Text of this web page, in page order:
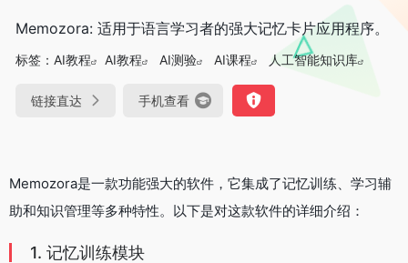
Memozora: 适用于语言学习者的强大记忆卡片应用程序。
标签： AI教程 AI教程 AI测验 AI课程 人工智能知识库
链接直达 手机查看
Memozora是一款功能强大的软件，它集成了记忆训练、学习辅
助和知识管理等多种特性。以下是对这款软件的详细介绍：
1. 记忆训练模块